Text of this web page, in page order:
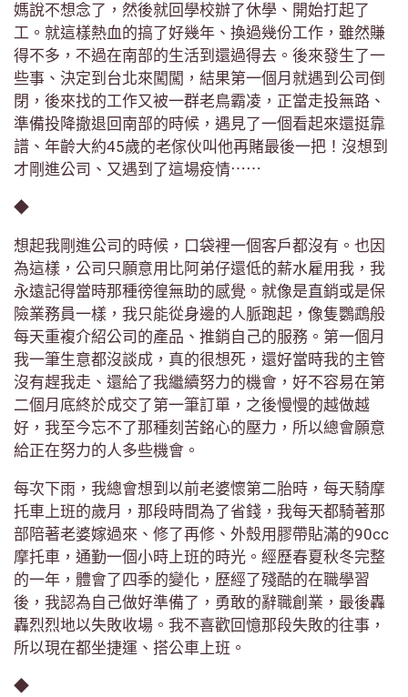
媽說不想念了，然後就回學校辦了休學、開始打起了
工。就這樣熱血的搞了好幾年、換過幾份工作，雖然賺
得不多，不過在南部的生活到還過得去。後來發生了一
些事、決定到台北來闖闖，結果第一個月就遇到公司倒
閉，後來找的工作又被一群老鳥霸凌，正當走投無路、
準備投降撤退回南部的時候，遇見了一個看起來還挺靠
譜、年齡大約45歲的老傢伙叫他再賭最後一把！沒想到
才剛進公司、又遇到了這場疫情⋯⋯
◆
想起我剛進公司的時候，口袋裡一個客戶都沒有。也因
為這樣，公司只願意用比阿弟仔還低的薪水雇用我，我
永遠記得當時那種徬徨無助的感覺。就像是直銷或是保
險業務員一樣，我只能從身邊的人脈跑起，像隻鸚鵡般
每天重複介紹公司的產品、推銷自己的服務。第一個月
我一筆生意都沒談成，真的很想死，還好當時我的主管
沒有趕我走、還給了我繼續努力的機會，好不容易在第
二個月底終於成交了第一筆訂單，之後慢慢的越做越
好，我至今忘不了那種刻苦銘心的壓力，所以總會願意
給正在努力的人多些機會。
每次下雨，我總會想到以前老婆懷第二胎時，每天騎摩
托車上班的歲月，那段時間為了省錢，我每天都騎著那
部陪著老婆嫁過來、修了再修、外殼用膠帶貼滿的90cc
摩托車，通勤一個小時上班的時光。經歷春夏秋冬完整
的一年，體會了四季的變化，歷經了殘酷的在職學習
後，我認為自己做好準備了，勇敢的辭職創業，最後轟
轟烈烈地以失敗收場。我不喜歡回憶那段失敗的往事，
所以現在都坐捷運、搭公車上班。
◆